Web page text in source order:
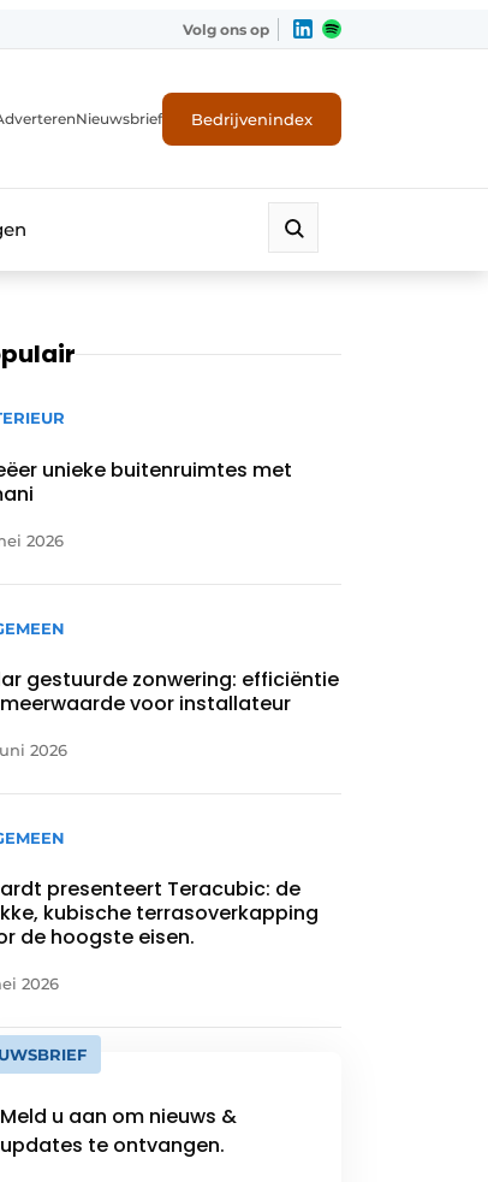
Volg ons op
Nieuwsbrief Bedrijvenindex
unieke buitenruimtes met
2026
gestuurde zonwering: efficiëntie
voor installateur
2026
presenteert Teracubic: de
kubische terrasoverkapping
de hoogste eisen.
2026
Meld u aan om nieuws &
updates te ontvangen.